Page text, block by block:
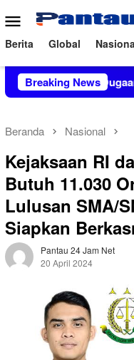
ke
konten
Menu
Mobile
Berita Global
Breaking News
Dugaan ‘Uang
Beranda Nasional
Kejaksaan RI
Butuh 11.030
Lulusan SMA/
Siapkan
Pantau 24 Jam Net
20 April 2024